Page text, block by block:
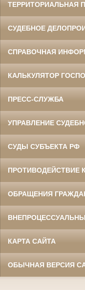
ТЕРРИТОРИАЛЬНАЯ
СУДЕБНОЕ
СПРАВОЧНАЯ
КАЛЬКУЛЯТОР
ПРЕСС-СЛУЖБА
УПРАВЛЕНИЕ
СУДЫ СУБЪЕКТА РФ
ПРОТИВОДЕЙСТВИЕ
ОБРАЩЕНИЯ
КАРТА САЙТА
ОБЫЧНАЯ ВЕРСИЯ